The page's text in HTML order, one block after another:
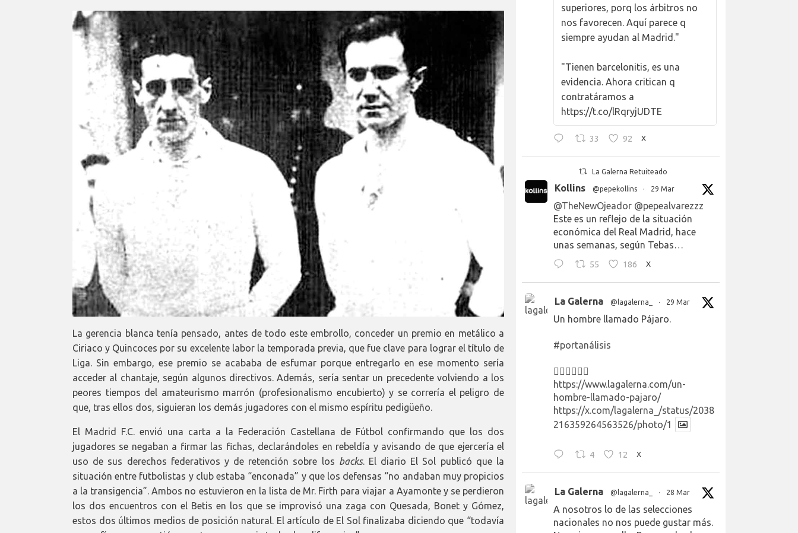
La gerencia blanca tenía pensado, antes de todo este embrollo, conceder un premio en metálico a
Ciriaco y Quincoces por su excelente labor la temporada previa, que fue clave para lograr el título de
Liga. Sin embargo, ese premio se acababa de esfumar porque entregarlo en ese momento sería
acceder al chantaje, según algunos directivos. Además, sería sentar un precedente volviendo a los
peores tiempos del amateurismo marrón (profesionalismo encubierto) y se correría el peligro de
que, tras ellos dos, siguieran los demás jugadores con el mismo espíritu pedigüeño.
El Madrid F.C. envió una carta a la Federación Castellana de Fútbol confirmando que los dos
jugadores se negaban a firmar las fichas, declarándoles en rebeldía y avisando de que ejercería el
uso de sus derechos federativos y de retención sobre los backs. El diario El Sol publicó que la
situación entre futbolistas y club estaba “enconada” y que los defensas “no andaban muy propicios
a la transigencia”. Ambos no estuvieron en la lista de Mr. Firth para viajar a Ayamonte y se perdieron
los dos encuentros con el Betis en los que se improvisó una zaga con Quesada, Bonet y Gómez,
estos dos últimos medios de posición natural. El artículo de El Sol finalizaba diciendo que “todavía
superiores, porq los árbitros no
nos favorecen. Aquí parece q
siempre ayudan al Madrid."
"Tienen barcelonitis, es una
evidencia. Ahora critican q
contratáramos a
https://t.co/lRqryjUDTE
33 92 X
La Galerna Retuiteado
Kollins @pepekollins · 29 Mar
@TheNewOjeador @pepealvarezzz
Este es un reflejo de la situación
económica del Real Madrid, hace
unas semanas, según Tebas…
55 186 X
La Galerna @lagalerna_ · 29 Mar
Un hombre llamado Pájaro.
#portanálisis
👉🏻👉🏻👉🏻
https://www.lagalerna.com/un-
hombre-llamado-pajaro/
https://x.com/lagalerna_/status/2038
216359264563526/photo/1
4 12 X
La Galerna @lagalerna_ · 28 Mar
A nosotros lo de las selecciones
nacionales no nos puede gustar más.